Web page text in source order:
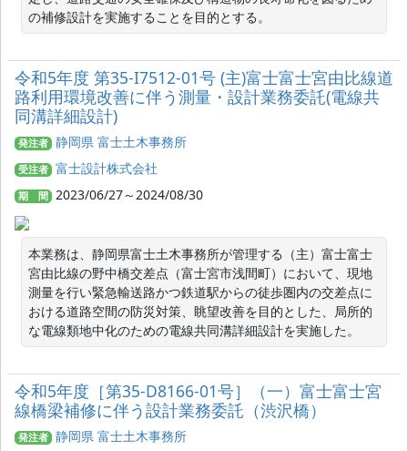
の補修設計を実施することを目的とする。
令和5年度 第35-I7512-01号 (主)富士富士宮由比線道
路利用環境改善に伴う測量・設計業務委託(電線共
同溝詳細設計)
発注者 静岡県 富士土木事務所
受注者 富士設計株式会社
期 間 2023/06/27～2024/08/30
本業務は、静岡県富士土木事務所が管理する（主）富士富士
宮由比線の野中橋交差点（富士宮市浅間町）において、現地
測量を行い緊急輸送路かつ鉄道駅からの徒歩圏内の交差点に
おける道路空間の防災対策、眺望改善を目的とした、局所的
な電線類地中化のための電線共同溝詳細設計を実施した。
令和5年度［第35‐D8166‐01号］（一）富士富士宮
線橋梁補修に伴う設計業務委託（渋沢橋）
発注者 静岡県 富士土木事務所